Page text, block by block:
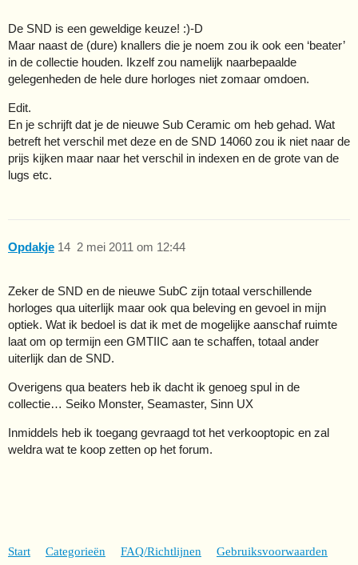
De SND is een geweldige keuze! :)-D
Maar naast de (dure) knallers die je noem zou ik ook een ‘beater’
in de collectie houden. Ikzelf zou namelijk naarbepaalde
gelegenheden de hele dure horloges niet zomaar omdoen.
Edit.
En je schrijft dat je de nieuwe Sub Ceramic om heb gehad. Wat
betreft het verschil met deze en de SND 14060 zou ik niet naar de
prijs kijken maar naar het verschil in indexen en de grote van de
lugs etc.
Opdakje 2 mei 2011 om 12:44
14
Zeker de SND en de nieuwe SubC zijn totaal verschillende
horloges qua uiterlijk maar ook qua beleving en gevoel in mijn
optiek. Wat ik bedoel is dat ik met de mogelijke aanschaf ruimte
laat om op termijn een GMTIIC aan te schaffen, totaal ander
uiterlijk dan de SND.
Overigens qua beaters heb ik dacht ik genoeg spul in de
collectie… Seiko Monster, Seamaster, Sinn UX
Inmiddels heb ik toegang gevraagd tot het verkooptopic en zal
weldra wat te koop zetten op het forum.
Start Categorieën FAQ/Richtlijnen Gebruiksvoorwaarden